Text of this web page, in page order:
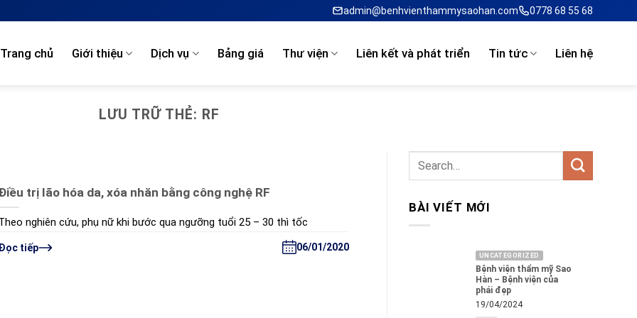
admin@benhvienthammysaohan.com 0778 68 55 68
Trang chủ Giới thiệu Dịch vụ Bảng giá Thư viện Liên kết và phát triển Tin tức Liên hệ
LƯU TRỮ THẺ: RF
trị lão hóa da, xóa nhăn bằng công nghệ RF
nghiên cứu, phụ nữ khi bước qua ngưỡng tuổi 25 – 30 thì tốc
tiếp 06/01/2020
BÀI VIẾT MỚI
UNCATEGORIZED
Bệnh viện thẩm mỹ Sao
Hàn – Bệnh viện của
phái đẹp
19/04/2024